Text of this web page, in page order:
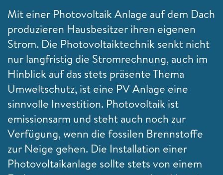
Mit einer Photovoltaik Anlage auf dem Dach
produzieren Hausbesitzer ihren eigenen
Strom. Die Photovoltaiktechnik senkt nicht
nur langfristig die Stromrechnung, auch im
Hinblick auf das stets präsente Thema
Umweltschutz, ist eine PV Anlage eine
sinnvolle Investition. Photovoltaik ist
emissionsarm und steht auch noch zur
Verfügung, wenn die fossilen Brennstoffe
zur Neige gehen. Die Installation einer
Photovoltaikanlage sollte stets von einem